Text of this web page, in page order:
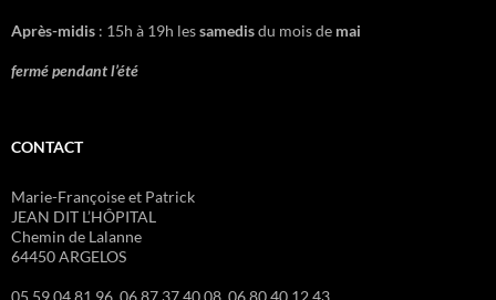
Après-midis : 15h à 19h lessamedisdu mois de mai
fermé pendant l’été
CONTACT
Marie-Françoise et Patrick
JEAN DIT L’HÔPITAL
Chemin de Lalanne
64450 ARGELOS